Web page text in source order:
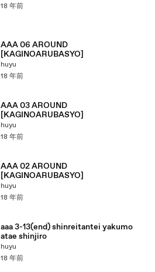
18 年前
AAA 06 AROUND
[KAGINOARUBASYO]
huyu
18 年前
AAA 03 AROUND
[KAGINOARUBASYO]
huyu
18 年前
AAA 02 AROUND
[KAGINOARUBASYO]
huyu
18 年前
aaa 3-13(end) shinreitantei yakumo
atae shinjiro
huyu
18 年前